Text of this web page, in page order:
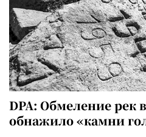
DPA: Обмеление рек
обнажило «камни